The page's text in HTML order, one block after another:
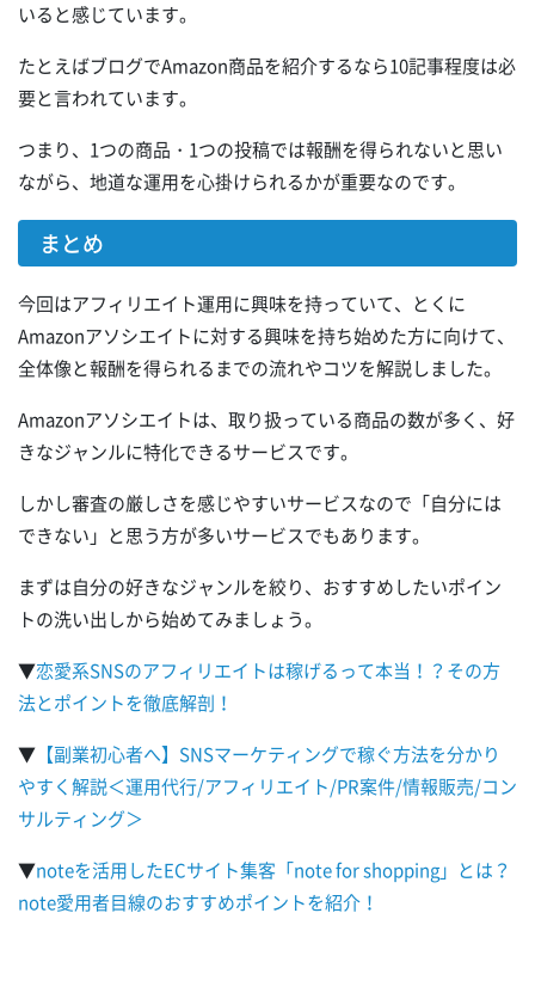
いると感じています。
たとえばブログでAmazon商品を紹介するなら10記事程度は必
要と言われています。
つまり、1つの商品・1つの投稿では報酬を得られないと思い
ながら、地道な運用を心掛けられるかが重要なのです。
まとめ
今回はアフィリエイト運用に興味を持っていて、とくに
Amazonアソシエイトに対する興味を持ち始めた方に向けて、
全体像と報酬を得られるまでの流れやコツを解説しました。
Amazonアソシエイトは、取り扱っている商品の数が多く、好
きなジャンルに特化できるサービスです。
しかし審査の厳しさを感じやすいサービスなので「自分には
できない」と思う方が多いサービスでもあります。
まずは自分の好きなジャンルを絞り、おすすめしたいポイン
トの洗い出しから始めてみましょう。
▼恋愛系SNSのアフィリエイトは稼げるって本当！？その方
法とポイントを徹底解剖！
▼ 【副業初心者へ】SNSマーケティングで稼ぐ方法を分かり
やすく解説＜運用代行/アフィリエイト/PR案件/情報販売/コン
サルティング＞
▼noteを活用したECサイト集客「note for shopping」とは？
note愛用者目線のおすすめポイントを紹介！